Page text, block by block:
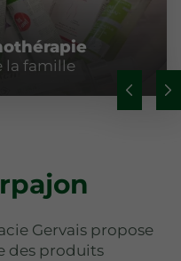
la famille
Gervais propose
des produits